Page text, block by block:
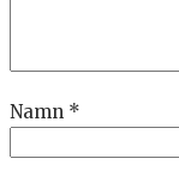
Namn *